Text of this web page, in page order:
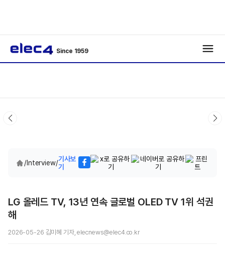
Since 1959
/Interview/기사보
기
LG 올레드 TV, 13년 연속 글로벌 OLED TV 1위 석권
해
2026-05-26 김미혜 기자, elecnews@elec4.co.kr